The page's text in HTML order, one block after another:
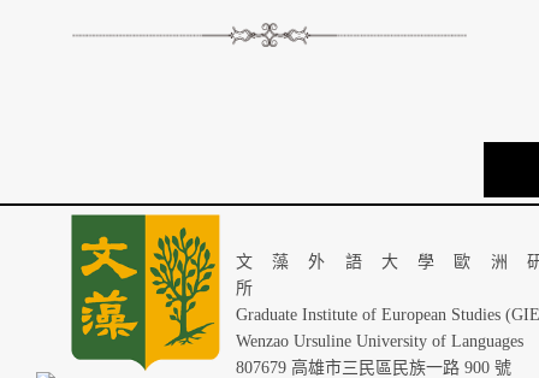
文藻外語大學歐洲
Graduate Institute of European Studies
Wenzao Ursuline University of Languages
807679 高雄市三民區民族一路 900 號